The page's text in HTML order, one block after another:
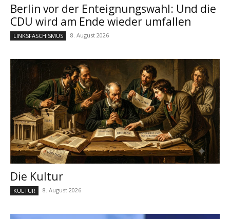
Berlin vor der Enteignungswahl: Und die
CDU wird am Ende wieder umfallen
LINKSFASCHISMUS 8. August 2026
Die Kultur
KULTUR 8. August 2026